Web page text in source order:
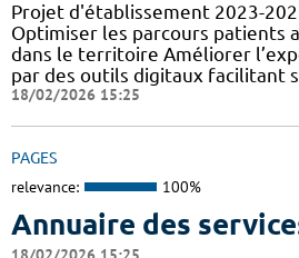
Projet d'établissement 2023-
Optimiser les parcours patients
dans le territoire Améliorer
par des outils digitaux facilitant
18/02/2026 15:25
PAGES
relevance: 100%
Annuaire des